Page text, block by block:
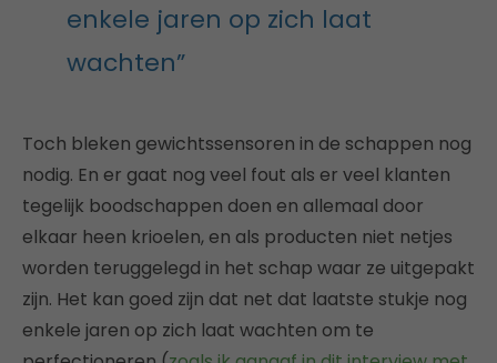
enkele jaren op zich laat
wachten”
Toch bleken gewichtssensoren in de schappen nog
nodig. En er gaat nog veel fout als er veel klanten
tegelijk boodschappen doen en allemaal door
elkaar heen krioelen, en als producten niet netjes
worden teruggelegd in het schap waar ze uitgepakt
zijn. Het kan goed zijn dat net dat laatste stukje nog
enkele jaren op zich laat wachten om te